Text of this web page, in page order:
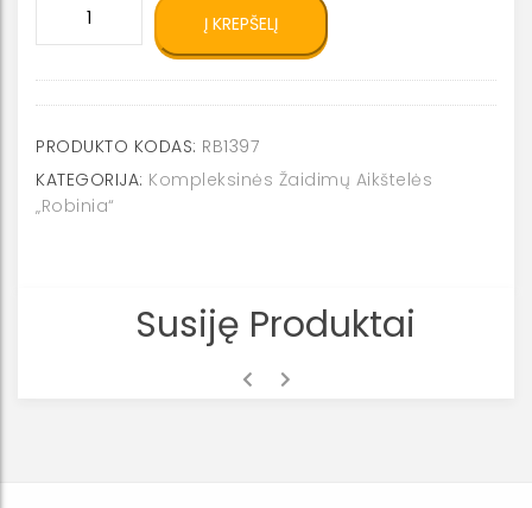
medienos
ROBINIA
tvorelė
Į KREPŠELĮ
PRODUKTO KODAS: RB1397
KATEGORIJA: Kompleksinės Žaidimų Aikštelės
„Robinia“
Susiję Produktai